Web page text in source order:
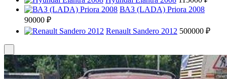
ВАЗ (LADA) Priora 2008
90000 ₽
Renault Sandero 2012 500000 ₽